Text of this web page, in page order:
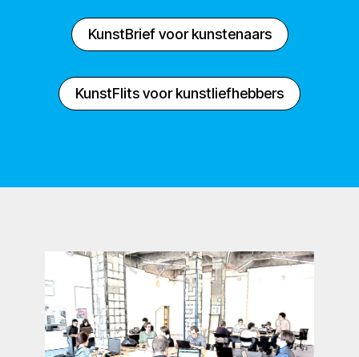
KunstBrief voor kunstenaars
KunstFlits voor kunstliefhebbers